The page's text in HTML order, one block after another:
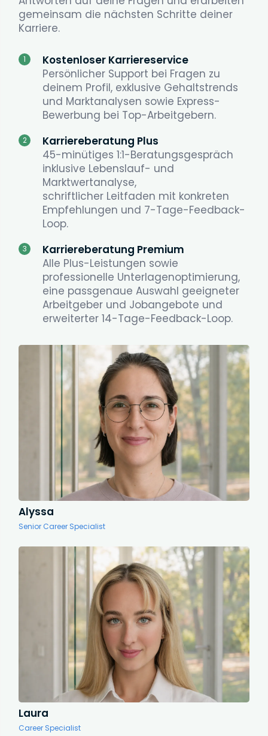
gemeinsam die nächsten Schritte deiner
Karriere.
1
Kostenloser Karriereservice
Persönlicher Support bei Fragen zu
deinem Profil, exklusive Gehaltstrends
und Marktanalysen sowie Express-
Bewerbung bei Top-Arbeitgebern.
2
Karriereberatung Plus
45-minütiges 1:1-Beratungsgespräch
inklusive Lebenslauf- und
Marktwertanalyse,
schriftlicher Leitfaden mit konkreten
Empfehlungen und 7-Tage-Feedback-
Loop.
3
Karriereberatung Premium
Alle Plus-Leistungen sowie
professionelle Unterlagenoptimierung,
eine passgenaue Auswahl geeigneter
Arbeitgeber und Jobangebote und
erweiterter 14-Tage-Feedback-Loop.
Alyssa
Senior Career Specialist
Laura
Career Specialist